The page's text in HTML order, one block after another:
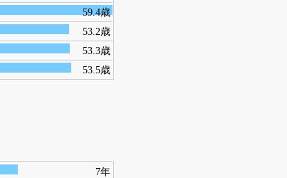
59.4歳
53.2歳
53.3歳
53.5歳
7年